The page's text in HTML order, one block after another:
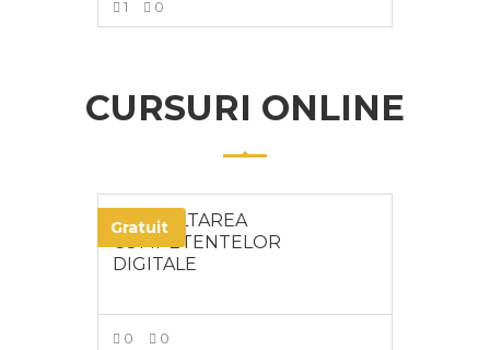
1 0
CURSURI ONLINE
Gratuit
DEZVOLTAREA
COMPETENTELOR
DIGITALE
0 0